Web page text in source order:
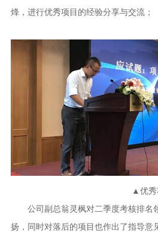
烽，进行优秀项目的经验分享与交流；
▲优秀
公司副总翁灵枫对二季度考核排名
扬，同时对落后的项目也作出了指导意